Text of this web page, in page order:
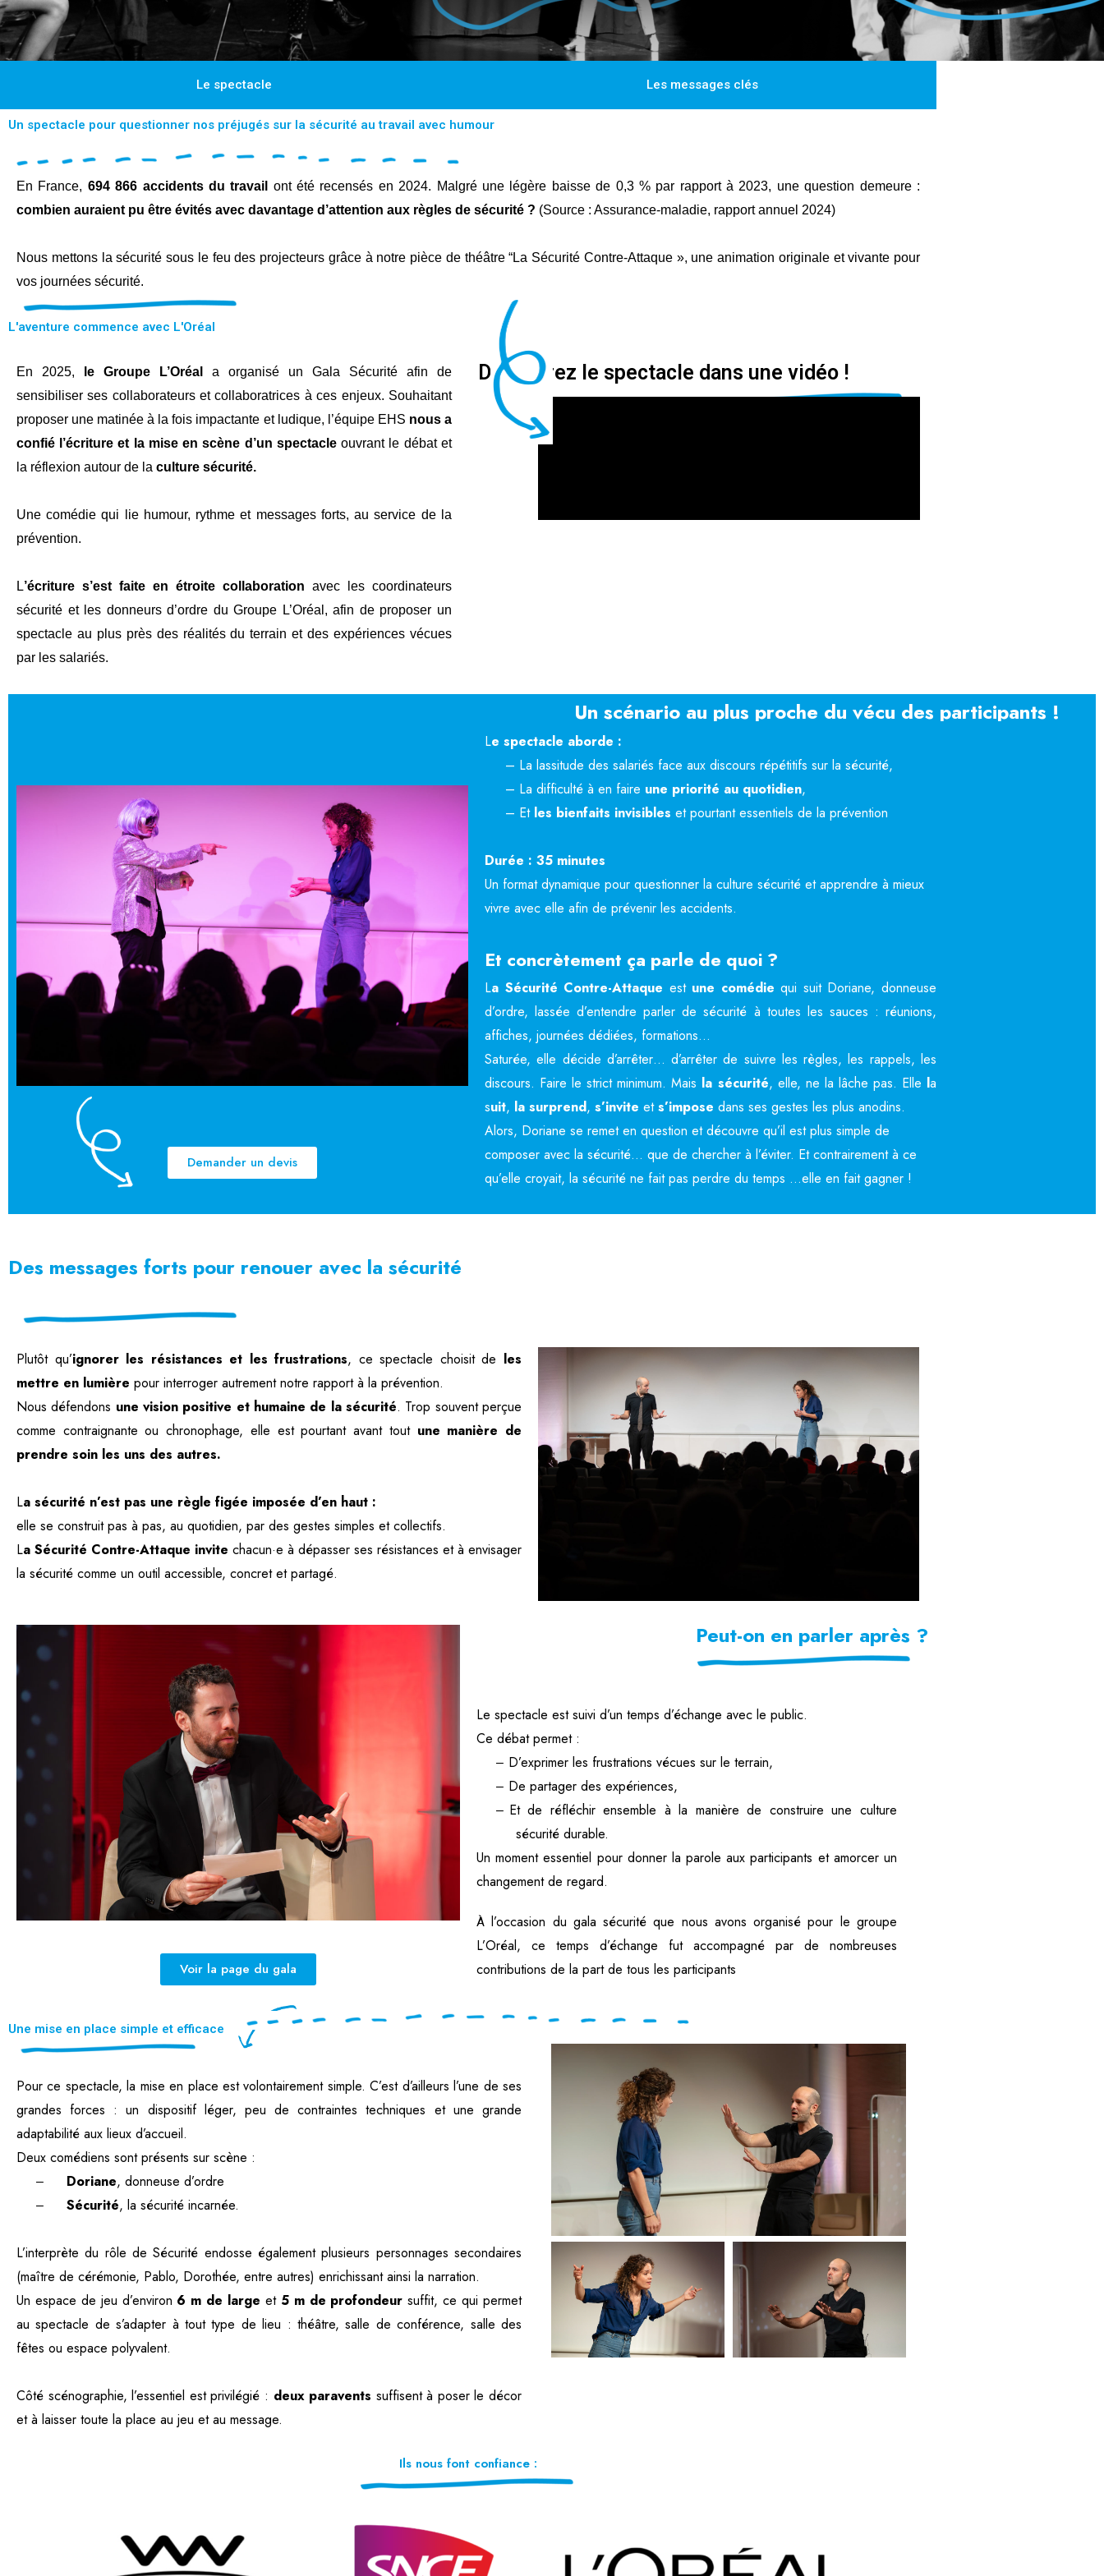
Le spectacle Les messages clés
Un spectacle pour questionner nos préjugés sur la sécurité au travail avec humour
En France, 694 866 accidents du travail
ont été recensés en 2024. Malgré une légère baisse de 0,3 % par rapport à 2023, une question demeure :
combien auraient pu être évités avec davantage d’attention aux règles de sécurité ? (Source : Assurance-maladie, rapport annuel 2024)
Nous mettons la sécurité sous le feu des projecteurs grâce à notre pièce de théâtre “La Sécurité Contre-Attaque », une animation originale et vivante pour
vos journées sécurité.
L'aventure commence avec L'Oréal
En 2025, le Groupe L’Oréal
a organisé un Gala Sécurité afin de
sensibiliser ses collaborateurs et collaboratrices à ces enjeux. Souhaitant
proposer une matinée à la fois impactante et ludique, l’équipe EHS nous a
confié l’écriture et la mise en scène d’un spectacle ouvrant le débat et
la réflexion autour de la culture sécurité.
Une comédie qui lie humour, rythme et messages forts, au service de la
prévention.
L’écriture s’est faite en étroite collaboration avec les coordinateurs
sécurité et les donneurs d’ordre du Groupe L’Oréal, afin de proposer un
spectacle au plus près des réalités du terrain et des expériences vécues
par les salariés.
Découvrez le spectacle dans une vidéo !
Un scénario au plus proche du vécu des participants !
Demander un devis
Le spectacle aborde :
– La lassitude des salariés face aux discours répétitifs sur la sécurité,
– La difficulté à en faire une priorité au quotidien,
– Et les bienfaits invisibles et pourtant essentiels de la prévention
Durée : 35 minutes
Un format dynamique pour questionner la culture sécurité et apprendre à mieux
vivre avec elle afin de prévenir les accidents.
Et concrètement ça parle de quoi ?
La Sécurité Contre-Attaque est une comédie qui suit Doriane, donneuse
d’ordre, lassée d’entendre parler de sécurité à toutes les sauces : réunions,
affiches, journées dédiées, formations…
Saturée, elle décide d’arrêter… d’arrêter de suivre les règles, les rappels, les
discours. Faire le strict minimum. Mais la sécurité, elle, ne la lâche pas. Elle la
suit, la surprend, s’invite ets’impose dans ses gestes les plus anodins.
Alors, Doriane se remet en question et découvre qu’il est plus simple de
composer avec la sécurité… que de chercher à l’éviter. Et contrairement à ce
qu’elle croyait, la sécurité ne fait pas perdre du temps …elle en fait gagner !
Des messages forts pour renouer avec la sécurité
Plutôt qu’ignorer les résistances et les frustrations, ce spectacle choisit de les
mettre en lumière pour interroger autrement notre rapport à la prévention.
Nous défendons une vision positive et humaine de la sécurité. Trop souvent perçue
comme contraignante ou chronophage, elle est pourtant avant tout une manière de
prendre soin les uns des autres.
La sécurité n’est pas une règle figée imposée d’en haut :
elle se construit pas à pas, au quotidien, par des gestes simples et collectifs.
La Sécurité Contre-Attaque invite chacun·e à dépasser ses résistances et à envisager
la sécurité comme un outil accessible, concret et partagé.
Peut-on en parler après ?
Voir la page du gala
Le spectacle est suivi d’un temps d’échange avec le public.
Ce débat permet :
– D’exprimer les frustrations vécues sur le terrain,
– De partager des expériences,
– Et de réfléchir ensemble à la manière de construire une culture
sécurité durable.
Un moment essentiel pour donner la parole aux participants et amorcer un
changement de regard.
À l’occasion du gala sécurité que nous avons organisé pour le groupe
L’Oréal, ce temps d’échange fut accompagné par de nombreuses
contributions de la part de tous les participants
Une mise en place simple et efficace
Pour ce spectacle, la mise en place est volontairement simple. C’est d’ailleurs l’une de ses
grandes forces : un dispositif léger, peu de contraintes techniques et une grande
adaptabilité aux lieux d’accueil.
Deux comédiens sont présents sur scène :
– Doriane, donneuse d’ordre
– Sécurité, la sécurité incarnée.
L’interprète du rôle de Sécurité endosse également plusieurs personnages secondaires
(maître de cérémonie, Pablo, Dorothée, entre autres) enrichissant ainsi la narration.
Un espace de jeu d’environ 6 m de large et 5 m de profondeur suffit, ce qui permet
au spectacle de s’adapter à tout type de lieu : théâtre, salle de conférence, salle des
fêtes ou espace polyvalent.
Côté scénographie, l’essentiel est privilégié : deux paravents suffisent à poser le décor
et à laisser toute la place au jeu et au message.
Ils nous font confiance :